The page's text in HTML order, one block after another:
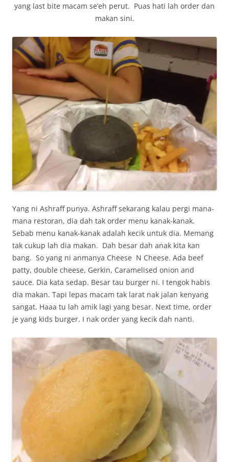
yang last bite macam se’eh perut. Puas hati lah order dan
makan sini.
Yang ni Ashraff punya. Ashraff sekarang kalau pergi mana-
mana restoran, dia dah tak order menu kanak-kanak.
Sebab menu kanak-kanak adalah kecik untuk dia. Memang
tak cukup lah dia makan. Dah besar dah anak kita kan
bang. So yang ni anmanya Cheese N Cheese. Ada beef
patty, double cheese, Gerkin, Caramelised onion and
sauce. Dia kata sedap. Besar tau burger ni. I tengok habis
dia makan. Tapi lepas macam tak larat nak jalan kenyang
sangat. Haaa tu lah amik lagi yang besar. Next time, order
je yang kids burger. I nak order yang kecik dah nanti.